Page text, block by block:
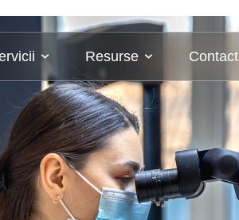
Resurse Contact